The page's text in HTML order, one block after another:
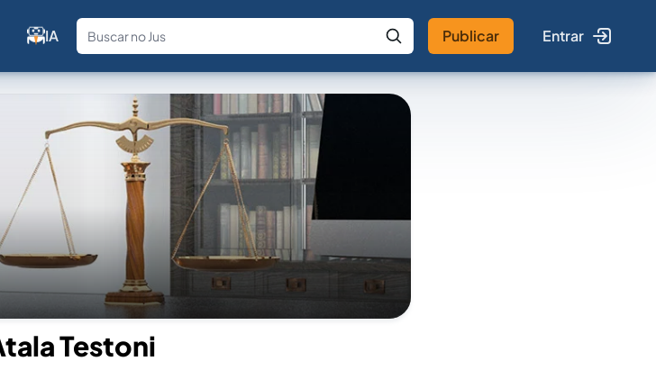
IA
Fale com a IA Buscar no Jus
Publicar Entrar
Testoni